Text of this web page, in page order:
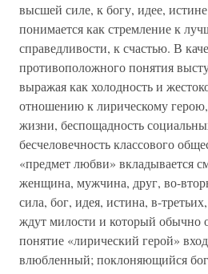
высшей силе, к богу, идее,
понимается как стремление к
справедливости, к счастью. В
противоположного понятия
выражая как холодность и
отношению к лирическому герою,
жизни, беспощадность
бесчеловечность классового
«предмет любви» вкладывается
женщина, мужчина, друг, во-
сила, бог, идея, истина, в-
ждут милости и который обычно
понятие «лирический герой»
влюбленный; поклоняющийся